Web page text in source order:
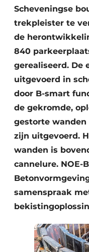
Scheveningse
trekpleister te
de
840
gerealiseerd. De
uitgevoerd in
door B-smart
de gekromde,
gestorte
zijn uitgevoerd.
wanden is
cannelure. NOE-
samenspraak